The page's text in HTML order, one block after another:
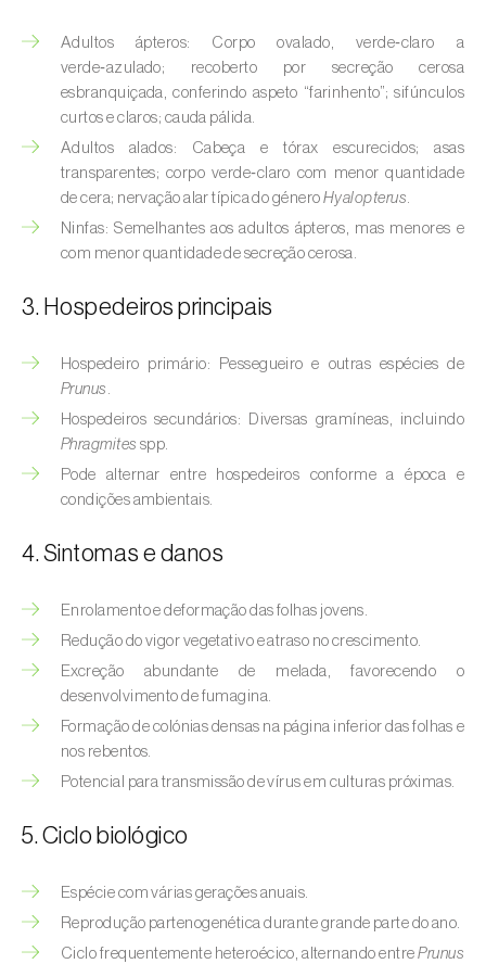
Afídeo-lanígero-das-macieiras (
Eriosoma
lanigerum )
Afídeo-negro-do-feijão (
Afídeo-negro-do-pessegueiro
Brachycaudus persicae)
Afídeo-verde (Myzus persicae)
Afídeo-verde-da-ameixeira (
helichrysi
Afídeo-verde-da-amendoeira
Brachycaudus amygdalinus
Afídeo-verde-da-macieira (
Afídeo-verde-dos-citrinos (
Alfinetes ( Agriotes spp.)
Aranhiço-vermelho ( Tetranychus urticae)
Bichado-da-ameixeira (
funebrana)
Bichado-da-castanha-do-cedo (
Bichado-da-castanha-do-tarde (
splendana)
Adultos ápteros: Corpo ovalado, verde‑claro a
verde‑azulado; recoberto por secreção cerosa
esbranquiçada, conferindo aspeto “farinhento”; sifúnculos
curtos e claros; cauda pálida.
Adultos alados: Cabeça e tórax escurecidos; asas
transparentes; corpo verde‑claro com menor quantidade
de cera; nervação alar típica do género Hyalopterus.
Ninfas: Semelhantes aos adultos ápteros, mas menores e
com menor quantidade de secreção cerosa.
3. Hospedeiros principais
Hospedeiro primário: Pessegueiro e outras espécies de
Prunus .
Hospedeiros secundários: Diversas gramíneas, incluindo
Phragmites spp.
Pode alternar entre hospedeiros conforme a época e
condições ambientais.
4. Sintomas e danos
Enrolamento e deformação das folhas jovens.
Redução do vigor vegetativo e atraso no crescimento.
Excreção abundante de melada, favorecendo o
desenvolvimento de fumagina.
Formação de colónias densas na página inferior das folhas e
nos rebentos.
Potencial para transmissão de vírus em culturas próximas.
5. Ciclo biológico
Espécie com várias gerações anuais.
Reprodução partenogenética durante grande parte do ano.
Ciclo frequentemente heteroécico, alternando entrePrunus